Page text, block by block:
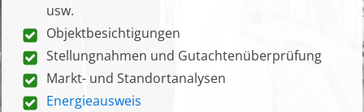
usw.
Objektbesichtigungen
Stellungnahmen und Gutachtenüberprüfung
Markt- und Standortanalysen
Energieausweis